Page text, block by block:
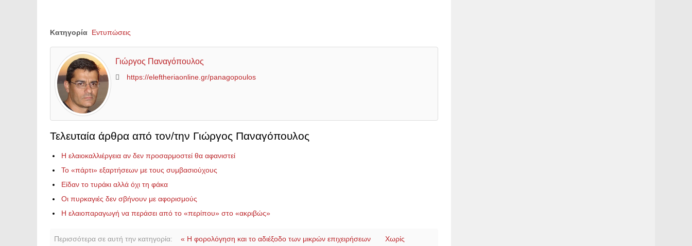
Κατηγορία Εντυπώσεις
Γιώργος Παναγόπουλος
https://eleftheriaonline.gr/panagopoulos
Τελευταία άρθρα από τον/την Γιώργος Παναγόπουλος
Η ελαιοκαλλιέργεια αν δεν προσαρμοστεί θα αφανιστεί
Το «πάρτι» εξαρτήσεων με τους συμβασιούχους
Είδαν το τυράκι αλλά όχι τη φάκα
Οι πυρκαγιές δεν σβήνουν με αφορισμούς
Η ελαιοπαραγωγή να περάσει από το «περίπου» στο «ακριβώς»
Περισσότερα σε αυτή την κατηγορία: « Η φορολόγηση και το αδιέξοδο των μικρών επιχειρήσεων
Χωρίς